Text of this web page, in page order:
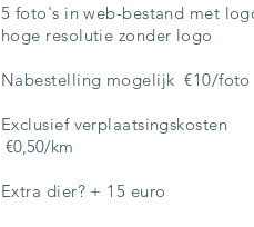
5 foto's in web-bestand met
hoge resolutie zonder logo
Nabestelling mogelijk €10/foto
Exclusief verplaatsingskosten
€0,50/km
Extra dier? + 15 euro